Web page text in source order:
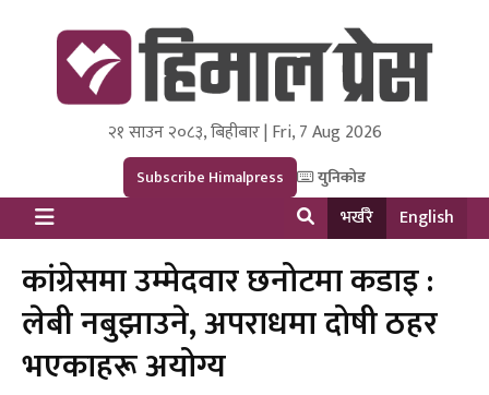
Himal Press
Dot NewsyNepal Media and Research Pvt Ltd.
२१ साउन २०८३, बिहीबार | Fri, 7 Aug 2026
Subscribe Himalpress युनिकोड
भर्खरै English
कांग्रेसमा उम्मेदवार छनोटमा कडाइ :
लेबी नबुझाउने, अपराधमा दोषी ठहर
भएकाहरू अयोग्य